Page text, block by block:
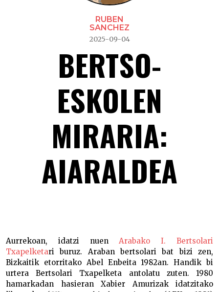
RUBEN
SANCHEZ
2025-09-04
BERTSO-
ESKOLEN
MIRARIA:
AIARALDEA
Aurrekoan, idatzi nuenArabako I. Bertsolari
Txapelketari buruz. Araban bertsolari bat bizi zen,
Bizkaitik etorritako Abel Enbeita 1982an. Handik bi
urtera Bertsolari Txapelketa antolatu zuten. 1980
hamarkadan hasieran Xabier Amurizak idatzitako